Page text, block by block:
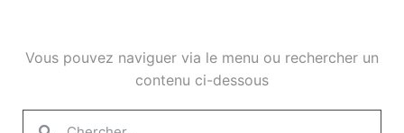
Vous pouvez naviguer via le menu ou rechercher un
contenu ci-dessous